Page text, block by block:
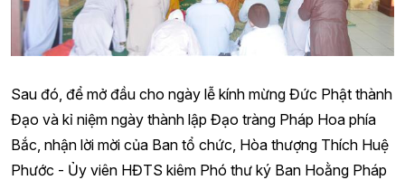
Sau đó, để mở đầu cho ngày lễ kính mừng Đức Phật thành
Đạo và kỉ niệm ngày thành lập Đạo tràng Pháp Hoa phía
Bắc, nhận lời mời của Ban tổ chức, Hòa thượng Thích Huệ
Phước - Ủy viên HĐTS kiêm Phó thư ký Ban Hoằng Pháp